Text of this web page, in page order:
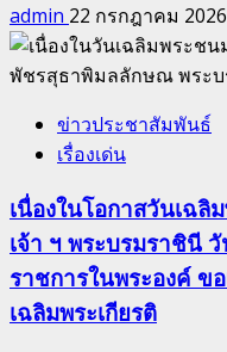
admin 22 กรกฎาคม 2026
ข่าวประชาสัมพันธ์
เรื่องเด่น
เนื่องในโอกาสวันเฉลิ
เจ้า ฯ พระบรมราชินี
ราชการในพระองค์ ข
เฉลิมพระเกียรติ